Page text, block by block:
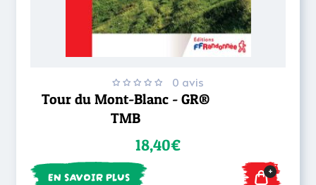
0 avis
Tour du Mont-Blanc - GR®
TMB
18,40€
EN SAVOIR PLUS +